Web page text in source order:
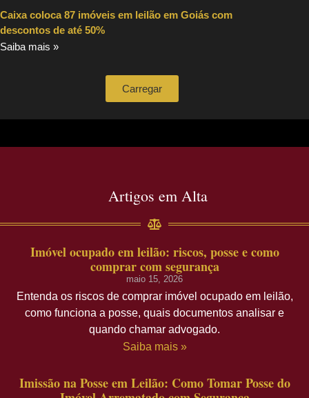
Caixa coloca 87 imóveis em leilão em Goiás com
descontos de até 50%
Saiba mais »
Carregar
Artigos em Alta
Imóvel ocupado em leilão: riscos, posse e como
comprar com segurança
maio 15, 2026
Entenda os riscos de comprar imóvel ocupado em leilão,
como funciona a posse, quais documentos analisar e
quando chamar advogado.
Saiba mais »
Imissão na Posse em Leilão: Como Tomar Posse do